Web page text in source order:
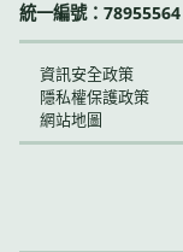
統一編號：78955564
資訊安全政策
隱私權保護政策
網站地圖